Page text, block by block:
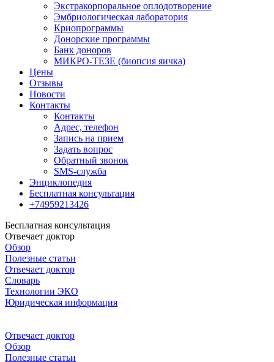
Экстракорпоральное оплодотворение
Эмбриологическая лаборатория
Криопрограммы
Донорские программы
Банк доноров
МИКРО-ТЕЗЕ (биопсия яичка)
Цены
Отзывы
Новости
Контакты
Контакты
Адрес, телефон
Запись на прием
Задать вопрос
Обратный звонок
SMS-служба
Энциклопедия
Бесплатная консультация
+74959213426
Бесплатная консультация
Отвечает доктор
Обзор
Полезные статьи
Отвечает доктор
Словарь
Технологии ЭКО
Юридическая информация
Отвечает доктор
Обзор
Полезные статьи